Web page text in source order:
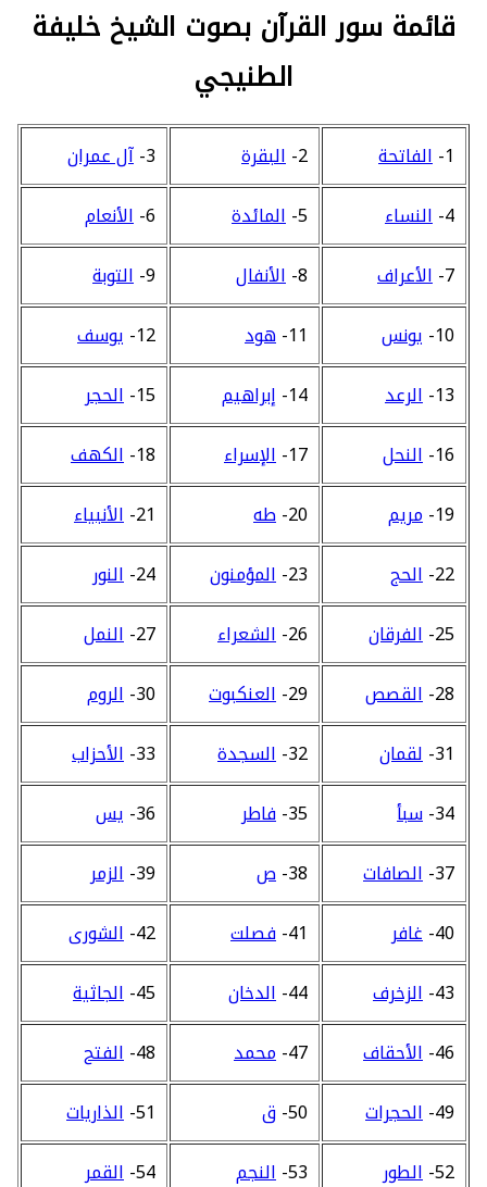
قائمة سور القرآن بصوت الشيخ خليفة
الطنيجي
1- الفاتحة 2- البقرة 3- آل عمران
4- النساء 5- المائدة 6- الأنعام
7- الأعراف 8- الأنفال 9- التوبة
10- يونس 11- هود 12- يوسف
13- الرعد 14- إبراهيم 15- الحجر
16- النحل 17- الإسراء 18- الكهف
19- مريم 20- طه 21- الأنبياء
22- الحج 23- المؤمنون 24- النور
25- الفرقان 26- الشعراء 27- النمل
28- القصص 29- العنكبوت 30- الروم
31- لقمان 32- السجدة 33- الأحزاب
34- سبأ 35- فاطر 36- يس
37- الصافات 38- ص 39- الزمر
40- غافر 41- فصلت 42- الشورى
43- الزخرف 44- الدخان 45- الجاثية
46- الأحقاف 47- محمد 48- الفتح
49- الحجرات 50- ق 51- الذاريات
52- الطور 53- النجم 54- القمر